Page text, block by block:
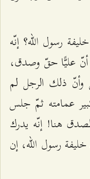
رسول الله؟ إنّه
أنّ عليًّا حقّ وصدق،
ذلك الرجل لم
عمامته ثمّ جلس
هنا! إنّه يدرك
رسول الله، إن